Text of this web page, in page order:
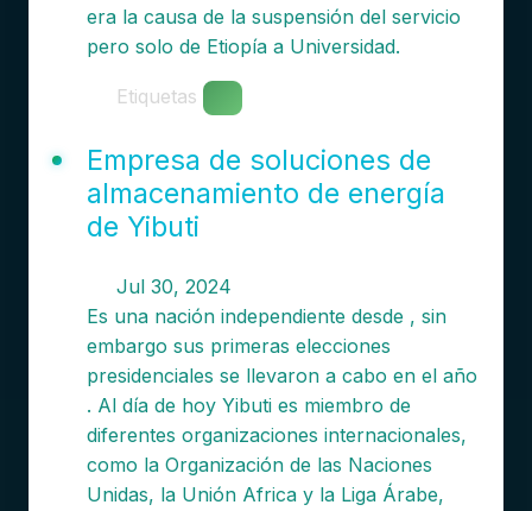
era la causa de la suspensión del servicio
pero solo de Etiopía a Universidad.
Etiquetas
Empresa de soluciones de
almacenamiento de energía
de Yibuti
Jul 30, 2024
Es una nación independiente desde , sin
embargo sus primeras elecciones
presidenciales se llevaron a cabo en el año
. Al día de hoy Yibuti es miembro de
diferentes organizaciones internacionales,
como la Organización de las Naciones
Unidas, la Unión Africa y la Liga Árabe,